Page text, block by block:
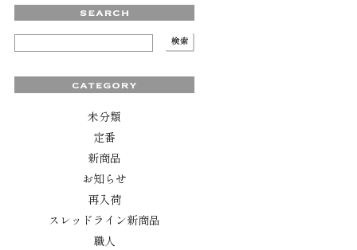
未分類
定番
新商品
お知らせ
再入荷
スレッドライン新商品
職人